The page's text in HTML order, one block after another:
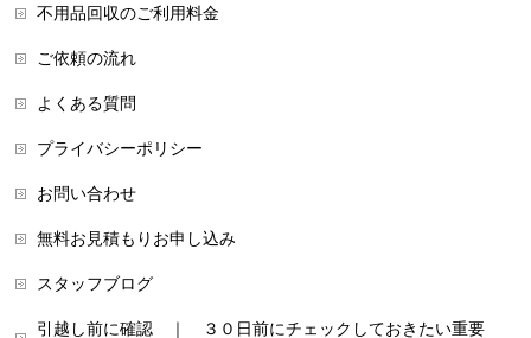
不用品回収のご利用料金
ご依頼の流れ
よくある質問
プライバシーポリシー
お問い合わせ
無料お見積もりお申し込み
スタッフブログ
引越し前に確認 ｜ ３０日前にチェックしておきたい重要